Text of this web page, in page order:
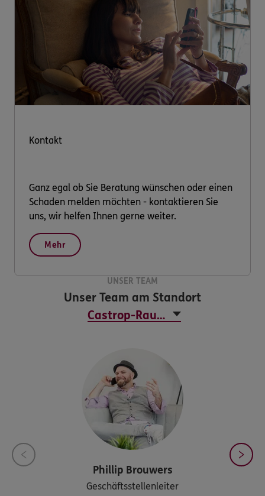
Kontakt
Ganz egal ob Sie Beratung wünschen oder einen
Schaden melden möchten - kontaktieren Sie
uns, wir helfen Ihnen gerne weiter.
Mehr
UNSER TEAM
Unser Team am Standort
Phillip Brouwers
Geschäftsstellenleiter